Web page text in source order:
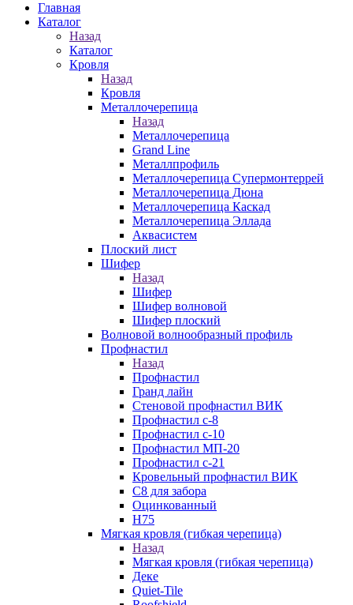
Главная
Каталог
Назад
Каталог
Кровля
Назад
Кровля
Металлочерепица
Назад
Металлочерепица
Grand Line
Металлпрофиль
Металлочерепица Супермонтеррей
Металлочерепица Дюна
Металлочерепица Каскад
Металлочерепица Эллада
Аквасистем
Плоский лист
Шифер
Назад
Шифер
Шифер волновой
Шифер плоский
Волновой волнообразный профиль
Профнастил
Назад
Профнастил
Гранд лайн
Стеновой профнастил ВИК
Профнастил с-8
Профнастил с-10
Профнастил МП-20
Профнастил с-21
Кровельный профнастил ВИК
С8 для забора
Оцинкованный
Н75
Мягкая кровля (гибкая черепица)
Назад
Мягкая кровля (гибкая черепица)
Деке
Quiet-Tile